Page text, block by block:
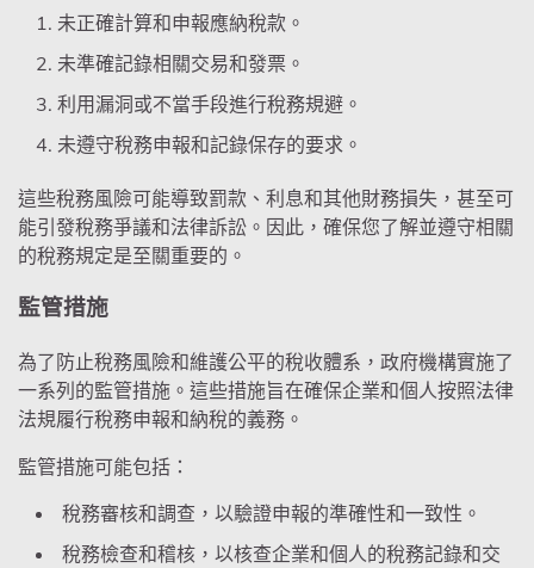
未正確計算和申報應納稅款。
未準確記錄相關交易和發票。
利用漏洞或不當手段進行稅務規避。
未遵守稅務申報和記錄保存的要求。
這些稅務風險可能導致罰款、利息和其他財務損失，甚至可
能引發稅務爭議和法律訴訟。因此，確保您了解並遵守相關
的稅務規定是至關重要的。
監管措施
為了防止稅務風險和維護公平的稅收體系，政府機構實施了
一系列的監管措施。這些措施旨在確保企業和個人按照法律
法規履行稅務申報和納稅的義務。
監管措施可能包括：
稅務審核和調查，以驗證申報的準確性和一致性。
稅務檢查和稽核，以核查企業和個人的稅務記錄和交